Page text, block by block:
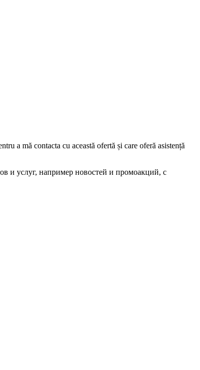
a mă contacta cu această ofertă și care oferă asistență
и услуг, например новостей и промоакций, с